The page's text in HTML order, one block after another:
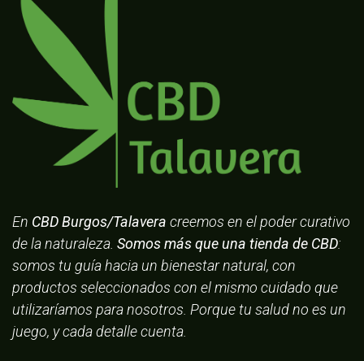
En CBD Burgos/Talavera creemos en el poder curativo
de la naturaleza. Somos más que una tienda de CBD:
somos tu guía hacia un bienestar natural, con
productos seleccionados con el mismo cuidado que
utilizaríamos para nosotros. Porque tu salud no es un
juego, y cada detalle cuenta.